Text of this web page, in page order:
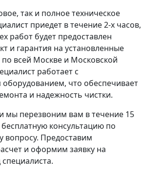
так и полное техническое
приедет в течение 2-х часов,
работ будет предоставлен
и гарантия на установленные
всей Москве и Московской
работает с
что обеспечивает
и надежность чистки.
мы перезвоним вам в течение 15
консультацию по
Предоставим
и оформим заявку на